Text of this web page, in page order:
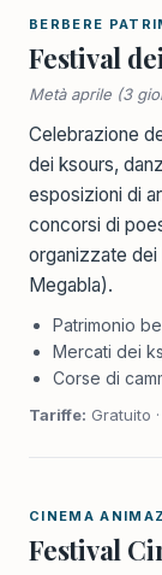
BERBERE
Festival
Metà aprile (3
Celebrazione
dei ksours,
esposizioni di
concorsi di
organizzate dei
Megabla).
Patrimonio
Mercati dei
Corse di
Tariffe: Gratuito ·
CINEMA
Festival